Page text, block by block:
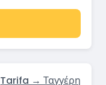
Tarifa → Ταγγέρη